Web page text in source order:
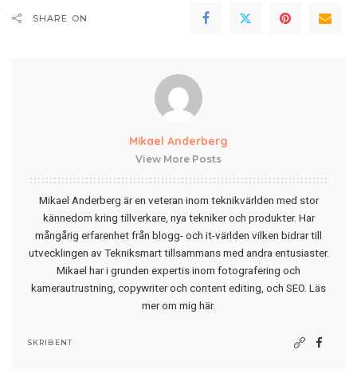
SHARE ON
Mikael Anderberg
View More Posts
Mikael Anderberg är en veteran inom teknikvärlden med stor
kännedom kring tillverkare, nya tekniker och produkter. Har
mångårig erfarenhet från blogg- och it-världen vilken bidrar till
utvecklingen av Tekniksmart tillsammans med andra entusiaster.
Mikael har i grunden expertis inom fotografering och
kamerautrustning, copywriter och content editing, och SEO. Läs
mer om mig här.
SKRIBENT